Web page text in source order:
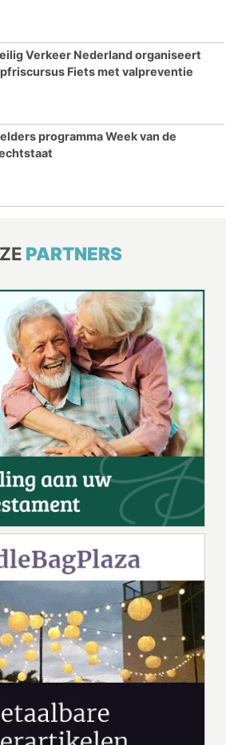
Verkeer Nederland organiseert
Fiets met valpreventie
programma Week van de
PARTNERS